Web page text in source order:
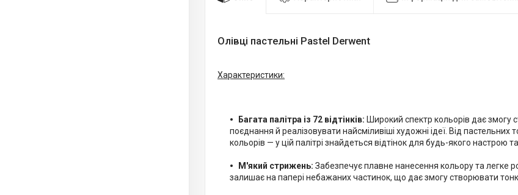
Олівці пастельні Pastel Derwent
Характеристики:
Багата палітра із 72 відтінків: Широкий спектр кольорів дає змогу
поєднання й реалізовувати найсміливіші художні ідеї. Від пастельних
кольорів — у цій палітрі знайдеться відтінок для будь-якого настрою
М'який стрижень: Забезпечує плавне нанесення кольору та легке
залишає на папері небажаних частинок, що дає змогу створювати